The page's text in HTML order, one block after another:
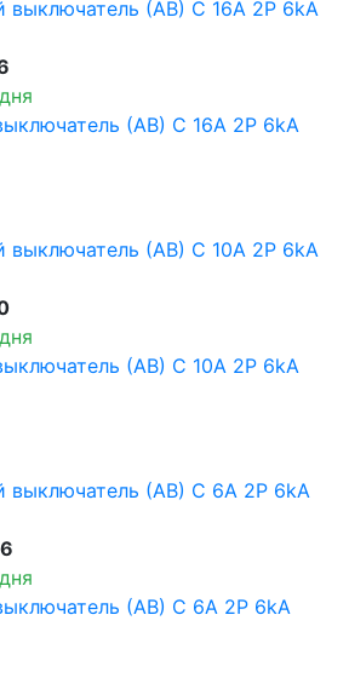
(АВ) C 16A 2P 6kA
(АВ) C 10A 2P 6kA
(АВ) C 6A 2P 6kA